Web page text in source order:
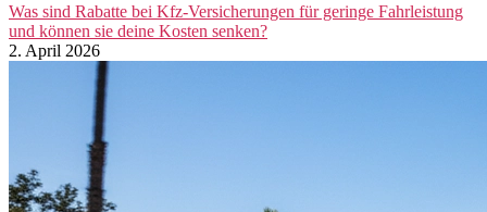
Was sind Rabatte bei Kfz-Versicherungen für geringe Fahrleistung
und können sie deine Kosten senken?
2. April 2026